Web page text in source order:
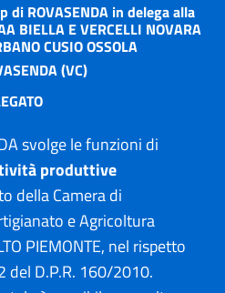
di ROVASENDA in delega alla
BIELLA E VERCELLI NOVARA
CUSIO OSSOLA
(VC)
svolge le funzioni di
produttive
della Camera di
e Agricoltura
PIEMONTE, nel rispetto
D.P.R. 160/2010.